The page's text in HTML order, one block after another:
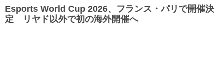
Esports World Cup 2026、フランス・パリで開催決
定 リヤド以外で初の海外開催へ